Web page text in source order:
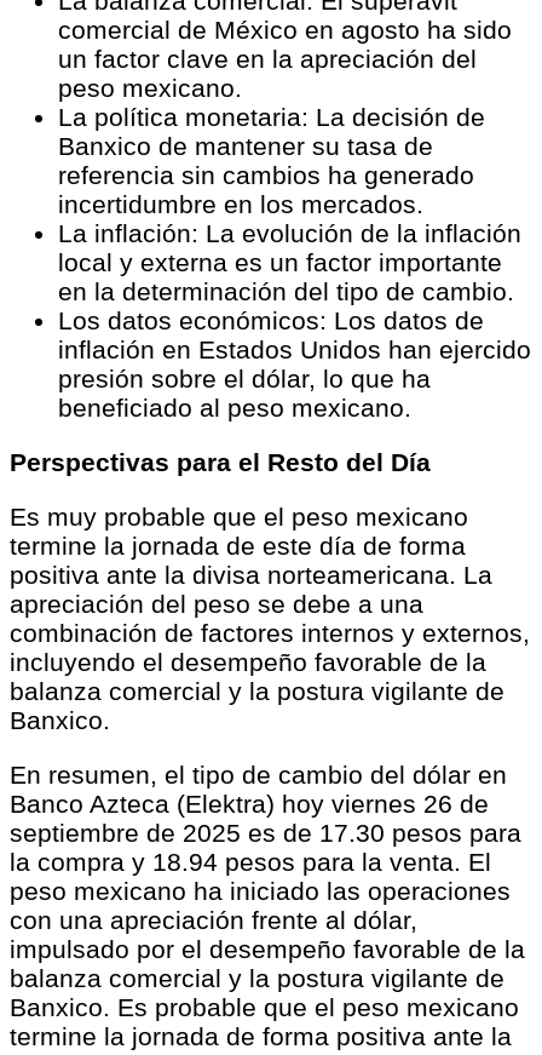
comercial de México en agosto ha sido
un factor clave en la apreciación del
peso mexicano.
La política monetaria: La decisión de
Banxico de mantener su tasa de
referencia sin cambios ha generado
incertidumbre en los mercados.
La inflación: La evolución de la inflación
local y externa es un factor importante
en la determinación del tipo de cambio.
Los datos económicos: Los datos de
inflación en Estados Unidos han ejercido
presión sobre el dólar, lo que ha
beneficiado al peso mexicano.
Perspectivas para el Resto del Día
Es muy probable que el peso mexicano
termine la jornada de este día de forma
positiva ante la divisa norteamericana. La
apreciación del peso se debe a una
combinación de factores internos y externos,
incluyendo el desempeño favorable de la
balanza comercial y la postura vigilante de
Banxico.
En resumen, el tipo de cambio del dólar en
Banco Azteca (Elektra) hoy viernes 26 de
septiembre de 2025 es de 17.30 pesos para
la compra y 18.94 pesos para la venta. El
peso mexicano ha iniciado las operaciones
con una apreciación frente al dólar,
impulsado por el desempeño favorable de la
balanza comercial y la postura vigilante de
Banxico. Es probable que el peso mexicano
termine la jornada de forma positiva ante la